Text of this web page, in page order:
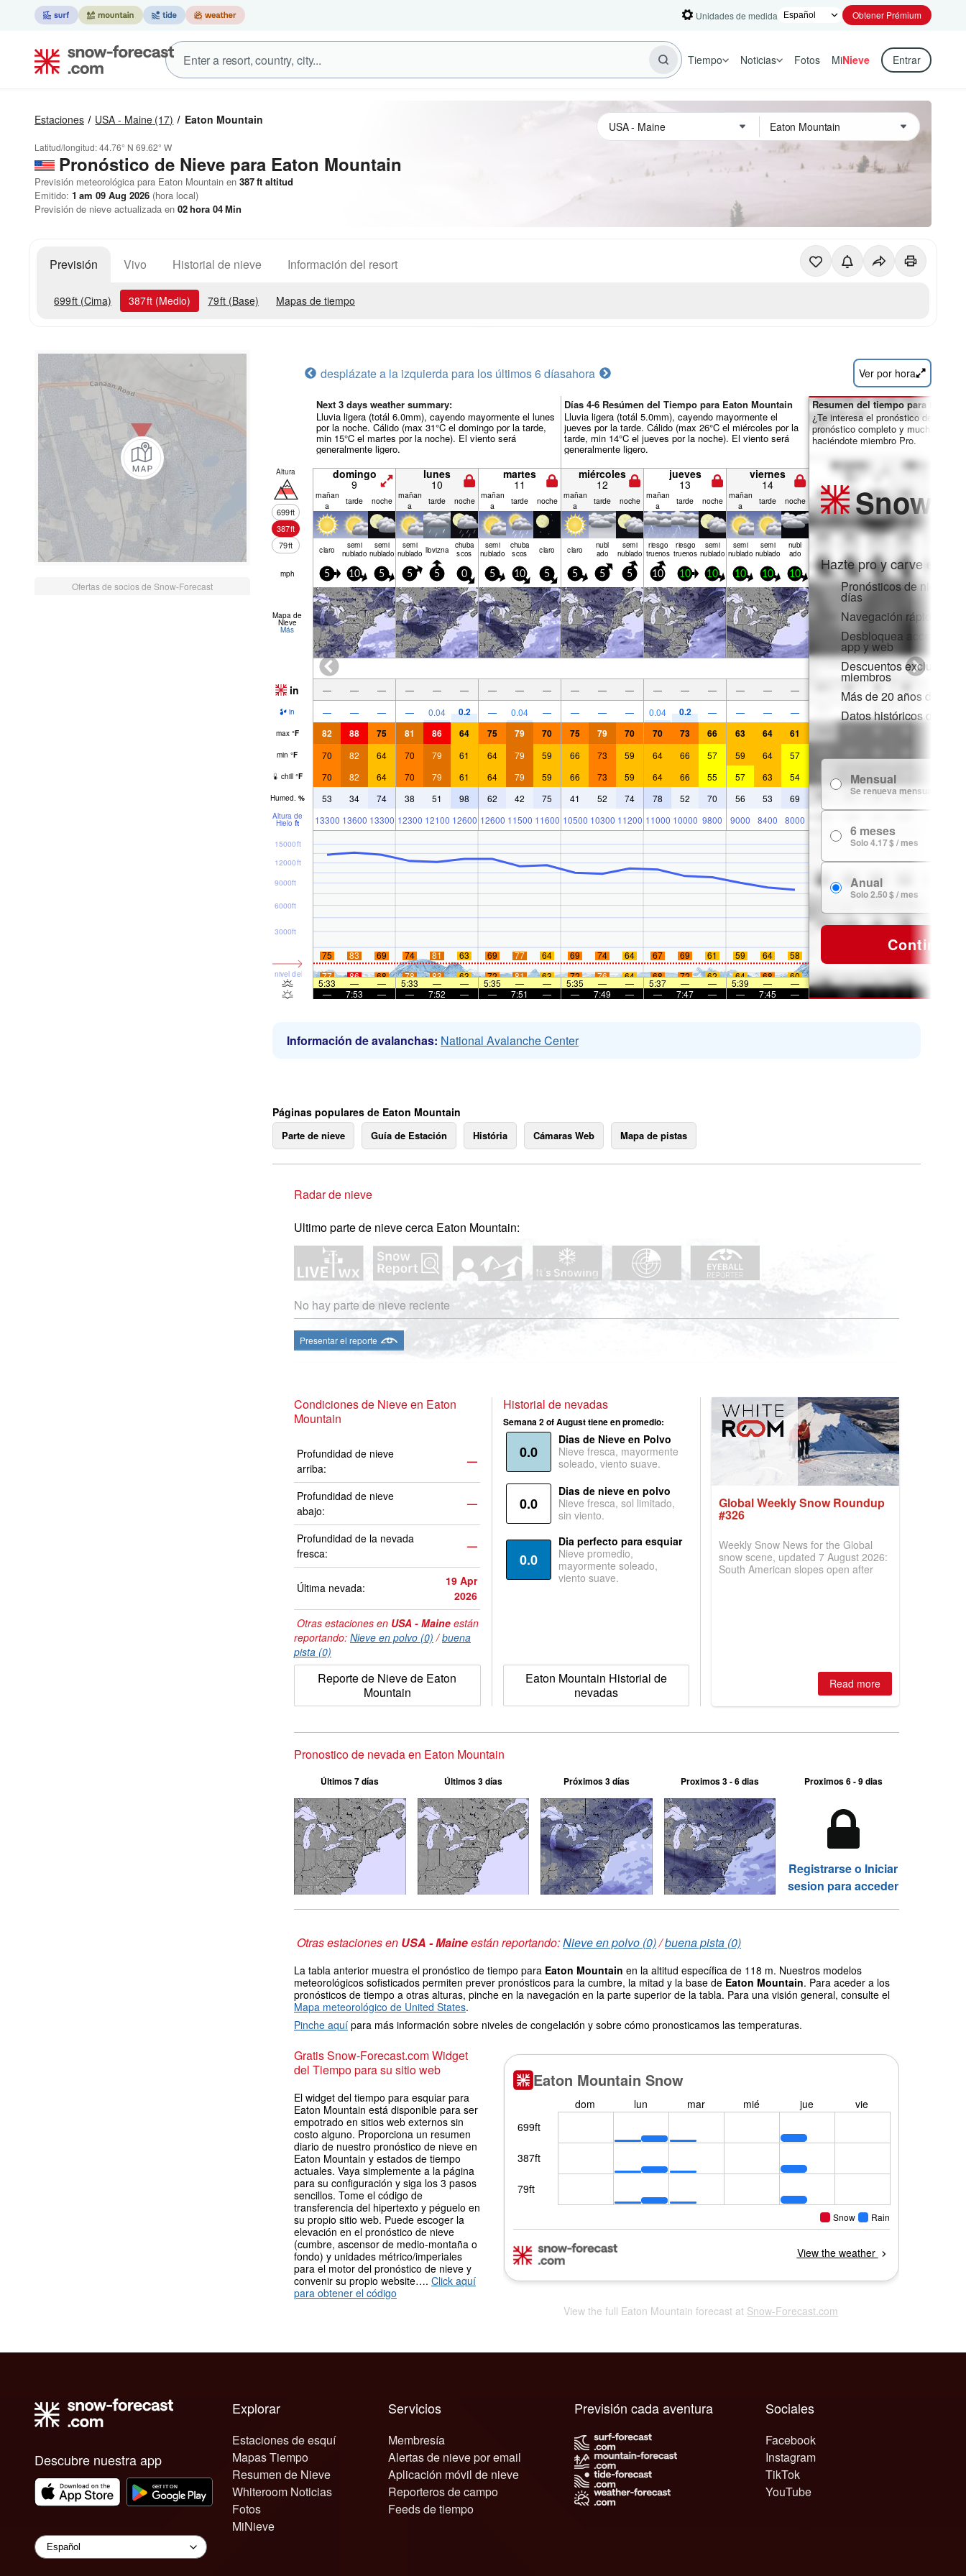
Unidades de medida Obtener Prémium
Tiempo Noticias Fotos MiNieve Entrar
Estaciones USA - Maine (17) Eaton Mountain
Latitud/longitud:44.76° N 69.62° W
Pronóstico de Nieve para Eaton Mountain
Previsión meteorológica para Eaton Mountain en 387ft altitud
Emitido: 1 am 09 Aug 2026 (hora local)
Previsión de nieve actualizada en 02hora 04Min
Previsión Vivo Historial de nieve Información del resort
699ft (Cima) 387ft (Medio) 79ft (Base) Mapas de tiempo
Ofertas de socios de Snow-Forecast
desplázate a la izquierda para los últimos 6 díasahora Ver por hora
Next 3 days weather summary:
Lluvia ligera (totál 6.0mm), cayendo mayormente el lunes
por la noche. Cálido (max 31°C el domingo por la tarde,
min 15°C el martes por la noche). El viento será
generalmente ligero.
Días 4-6 Resúmen del Tiempo para Eaton Mountain
Lluvia ligera (totál 5.0mm), cayendo mayormente el
jueves por la tarde. Cálido (max 26°C el miércoles por la
tarde, min 14°C el jueves por la noche). El viento será
generalmente ligero.
Altura
699ft
387ft
79ft
domingo
9
lunes
10
martes
11
miércoles
12
jueves
13
viernes
14
mañan
a
tarde noche mañan
a
tarde noche mañan
a
tarde noche mañan
a
tarde noche mañan
a
tarde noche mañan
a
tarde noche
claro semi
nublado
semi
nublado
semi
nublado llov­izna chuba
scos
semi
nublado
chuba
scos claro claro nubl
ado
semi
nublado
riesgo
truenos
riesgo
truenos
semi
nublado
semi
nublado
semi
nublado
nubl
ado
mph 5 10 5 5 5 0 5 10 5 5 5 5 10 10 10 10 10 10
Mapa de
Nieve
Más
in — — — — — — — — — — — — — — — — — —
in — — — — 0.04 0.2 — 0.04 — — — — 0.04 0.2 — — — —
max °F 82 88 75 81 86 64 75 79 70 75 79 70 70 73 66 63 64 61
min °F 70 82 64 70 79 61 64 79 59 66 73 59 64 66 57 59 64 57
chill °F 70 82 64 70 79 61 64 79 59 66 73 59 64 66 55 57 63 54
Humed. % 53 34 74 38 51 98 62 42 75 41 52 74 78 52 70 56 53 69
Altura de
Hielo ft 13300 13600 13300 12300 12100 12600 12600 11500 11600 10500 10300 11200 11000 10000 9800 9000 8400 8000
nivel del mar
3000ft
6000ft
9000ft
12000ft
15000ft
75 83 69 74 81 63 69 77 64 69 74 64 67 69 61 59 64
58
77
86 68 78 83 63 72 81 63 72 76 64 68 72 62 64 68 60
5:33 — — 5:33 — — 5:35 — — 5:35 — — 5:37 — — 5:39 —
—
—
7:53 — — 7:52 — — 7:51 — — 7:49 — — 7:47 — — 7:45 —
Resumen del tiempo para los días
¿Te interesa el pronóstico de 16
pronóstico completo y muchas más
haciéndote miembro Pro.
Snow
Hazte pro y carve en:
Pronósticos de nieve
días
Navegación rápida sin
Desbloquea acceso
app y web
Descuentos exclusivos
miembros
Más de 20 años de
Datos históricos de
Mensual
Se renueva mensualmente
6 meses
Solo 4.17 $ / mes
Anual
Solo 2.50 $ / mes
Continuar
Información de avalanchas: National Avalanche Center
Páginas populares de Eaton Mountain
Parte de nieve Guía de Estación História Cámaras Web Mapa de pistas
Radar de nieve
Ultimo parte de nieve cerca Eaton Mountain:
No hay parte de nieve reciente
Presentar el reporte
Condiciones de Nieve en Eaton
Mountain
Profundidad de nieve
arriba:
—
Profundidad de nieve
abajo:
—
Profundidad de la nevada
fresca:
—
Última nevada:
19 Apr
2026
Otras estaciones en USA - Maine están
reportando: Nieve en polvo (0) /buena
pista (0)
Reporte de Nieve de Eaton
Mountain
Historial de nevadas
Semana 2 of August tiene en promedio:
0.0
Dias de Nieve en Polvo
Nieve fresca, mayormente
soleado, viento suave.
0.0
Dias de nieve en polvo
Nieve fresca, sol limitado,
sin viento.
0.0
Dia perfecto para esquiar
Nieve promedio,
mayormente soleado,
viento suave.
Eaton Mountain Historial de
nevadas
Global Weekly Snow Roundup
#326
Weekly Snow News for the Global
snow scene, updated 7 August 2026:
South American slopes open after
Read more
Pronostico de nevada en Eaton Mountain
Últimos 7 días Últimos 3 días Próximos 3 días Proximos 3 - 6 dias Proximos 6 - 9 dias
Registrarse o Iniciar
sesion para acceder
Otras estaciones en USA - Maineestán reportando:Nieve en polvo (0)/buena pista (0)
La tabla anterior muestra el pronóstico de tiempo para Eaton Mountain en la altitud específica de 118 m. Nuestros modelos
meteorológicos sofisticados permiten prever pronósticos para la cumbre, la mitad y la base de Eaton Mountain. Para aceder a los
pronósticos de tiempo a otras alturas, pinche en la navegación en la parte superior de la tabla. Para una visión general, consulte el
Mapa meteorológico de United States.
Pinche aquí para más información sobre niveles de congelación y sobre cómo pronosticamos las temperaturas.
Gratis Snow-Forecast.com Widget
del Tiempo para su sitio web
El widget del tiempo para esquiar para
Eaton Mountain está disponible para ser
empotrado en sitios web externos sin
costo alguno. Proporciona un resumen
diario de nuestro pronóstico de nieve en
Eaton Mountain y estados de tiempo
actuales. Vaya simplemente a la página
para su configuración y siga los 3 pasos
sencillos. Tome el código de
transferencia del hipertexto y péguelo en
su propio sitio web. Puede escoger la
elevación en el pronóstico de nieve
(cumbre, ascensor de medio-montaña o
fondo) y unidades métrico/imperiales
para el motor del pronóstico de nieve y
convenir su propio website…. Click aquí
para obtener el código
View the full Eaton Mountain forecast at Snow-Forecast.com
Descubre nuestra app
Explorar
Estaciones de esquí
Mapas Tiempo
Resumen de Nieve
Whiteroom Noticias
Fotos
MiNieve
Servicios
Membresía
Alertas de nieve por email
Aplicación móvil de nieve
Reporteros de campo
Feeds de tiempo
Sociales
Facebook
Instagram
TikTok
YouTube
Previsión cada aventura